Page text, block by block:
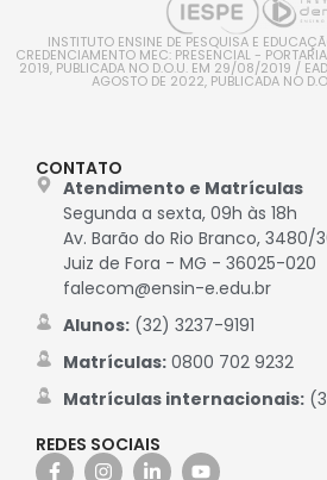
INSTITUTO ENSINE DE PESQUISA E
CREDENCIAMENTO MEC: PRESENCIAL -
2019, PUBLICADA NO D.O.U. EM 29/08/2019 /
AGOSTO DE 2022, PUBLICADA NO
CONTATO
Atendimento e Matrículas
Segunda a sexta, 09h às 18h
Av. Barão do Rio Branco, 3480/
Juiz de Fora - MG - 36025-020
falecom@ensin-e.edu.br
Alunos:(32) 3237-9191
Matrículas:0800 702 9232
Matrículas internacionais:
REDES SOCIAIS